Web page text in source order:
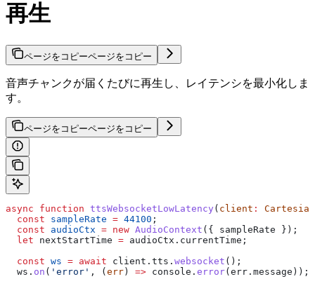
再生
ページをコピーページをコピー
音声チャンクが届くたびに再生し、レイテンシを最小化しま
す。
ページをコピーページをコピー
async function ttsWebsocketLowLatency ( client : Cartesia
  const
sampleRate = 44100 ;
  const
audioCtx = new AudioContext ({ sampleRate });
  let
nextStartTime = audioCtx . currentTime ;
  const
ws = await client . tts . websocket ();
  ws
. on ( 'error' , ( err ) => console . error( err . message ));